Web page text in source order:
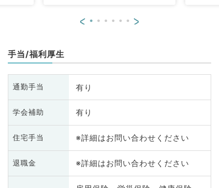
< >
手当/福利厚生
通勤手当 有り
学会補助 有り
住宅手当 ※詳細はお問い合わせください
退職金 ※詳細はお問い合わせください